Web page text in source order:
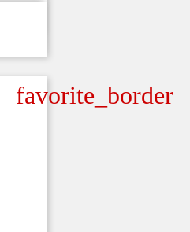
favorite_border